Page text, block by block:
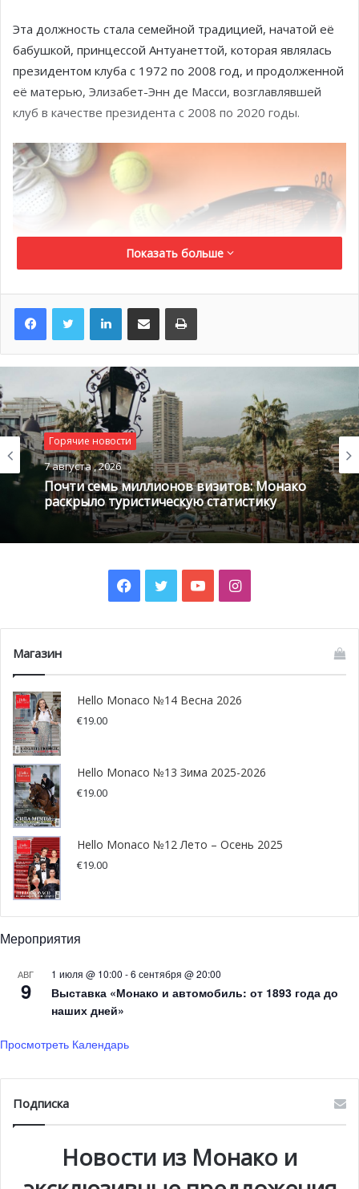
Эта должность стала семейной традицией, начатой её
бабушкой, принцессой Антуанеттой, которая являлась
президентом клуба с 1972 по 2008 год, и продолженной
её матерью, Элизабет-Энн де Масси, возглавлявшей
клуб в качестве президента с 2008 по 2020 годы.
@pixabay.com
Правительство меняет курс с поддержки на
восстановление
С целью преодоления кризиса COVID-19 этим летом
княжеское правительство разработало план
экономического восстановления в четырёх
направлениях: финансовая поддержка, цифровое
привлекательности княжества и активное
взаимодействие со всеми ведомственными и
подробности в нашем материале.
соревнованиях Herculis EBS 2020
всё большего количества спортсменов мирового класса.
августа. Узнайте их имена.
Показать больше
LinkedInПоделиться по электронной почте Распечатать
Горячие новости
7 августа , 2026
Почти семь миллионов визитов: Монако
раскрыло туристическую статистику
Facebook
TwitterYouTubeInstagram
Магазин
Hello Monaco №14 Весна 2026
€19.00
Hello Monaco №13 Зима 2025-2026
€19.00
Hello Monaco №12 Лето – Осень 2025
€19.00
Мероприятия
АВГ
9
1 июля @ 10:00 -6 сентября @ 20:00
Выставка «Монако и автомобиль: от 1893 года до
наших дней»
Просмотреть Календарь
Подписка
Новости из Монако и